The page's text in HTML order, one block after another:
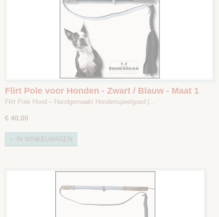
Flirt Pole voor Honden - Zwart / Blauw - Maat 1
Flirt Pole Hond – Handgemaakt Hondenspeelgoed |…
€ 40,00
IN WINKELWAGEN